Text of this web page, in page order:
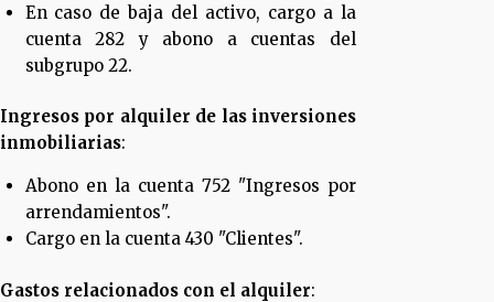
En caso de baja del activo, cargo a la
cuenta 282 y abono a cuentas del
subgrupo 22.
Ingresos por alquiler de las inversiones
inmobiliarias:
Abono en la cuenta 752 "Ingresos por
arrendamientos".
Cargo en la cuenta 430 "Clientes".
Gastos relacionados con el alquiler: